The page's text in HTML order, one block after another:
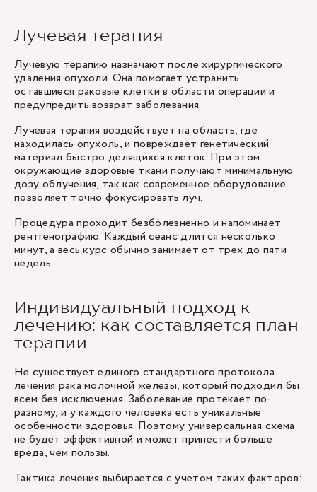
Лучевая терапия
Лучевую терапию назначают после хирургического
удаления опухоли. Она помогает устранить
оставшиеся раковые клетки в области операции и
предупредить возврат заболевания.
Лучевая терапия воздействует на область, где
находилась опухоль, и повреждает генетический
материал быстро делящихся клеток. При этом
окружающие здоровые ткани получают минимальную
дозу облучения, так как современное оборудование
позволяет точно фокусировать луч.
Процедура проходит безболезненно и напоминает
рентгенографию. Каждый сеанс длится несколько
минут, а весь курс обычно занимает от трех до пяти
недель.
Индивидуальный подход к
лечению: как составляется план
терапии
Не существует единого стандартного протокола
лечения рака молочной железы, который подходил бы
всем без исключения. Заболевание протекает по-
разному, и у каждого человека есть уникальные
особенности здоровья. Поэтому универсальная схема
не будет эффективной и может принести больше
вреда, чем пользы.
Тактика лечения выбирается с учетом таких факторов: